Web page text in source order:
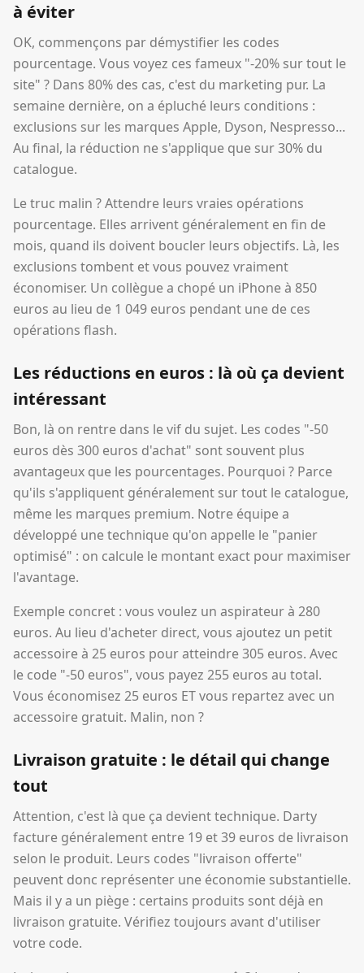
à éviter
OK, commençons par démystifier les codes
pourcentage. Vous voyez ces fameux "-20% sur tout le
site" ? Dans 80% des cas, c'est du marketing pur. La
semaine dernière, on a épluché leurs conditions :
exclusions sur les marques Apple, Dyson, Nespresso...
Au final, la réduction ne s'applique que sur 30% du
catalogue.
Le truc malin ? Attendre leurs vraies opérations
pourcentage. Elles arrivent généralement en fin de
mois, quand ils doivent boucler leurs objectifs. Là, les
exclusions tombent et vous pouvez vraiment
économiser. Un collègue a chopé un iPhone à 850
euros au lieu de 1 049 euros pendant une de ces
opérations flash.
Les réductions en euros : là où ça devient
intéressant
Bon, là on rentre dans le vif du sujet. Les codes "-50
euros dès 300 euros d'achat" sont souvent plus
avantageux que les pourcentages. Pourquoi ? Parce
qu'ils s'appliquent généralement sur tout le catalogue,
même les marques premium. Notre équipe a
développé une technique qu'on appelle le "panier
optimisé" : on calcule le montant exact pour maximiser
l'avantage.
Exemple concret : vous voulez un aspirateur à 280
euros. Au lieu d'acheter direct, vous ajoutez un petit
accessoire à 25 euros pour atteindre 305 euros. Avec
le code "-50 euros", vous payez 255 euros au total.
Vous économisez 25 euros ET vous repartez avec un
accessoire gratuit. Malin, non ?
Livraison gratuite : le détail qui change
tout
Attention, c'est là que ça devient technique. Darty
facture généralement entre 19 et 39 euros de livraison
selon le produit. Leurs codes "livraison offerte"
peuvent donc représenter une économie substantielle.
Mais il y a un piège : certains produits sont déjà en
livraison gratuite. Vérifiez toujours avant d'utiliser
votre code.